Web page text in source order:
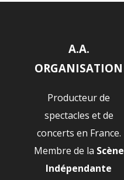
A.A.
ORGANISATION
Producteur de
spectacles et de
concerts en France.
Membre de la Scène
Indépendante